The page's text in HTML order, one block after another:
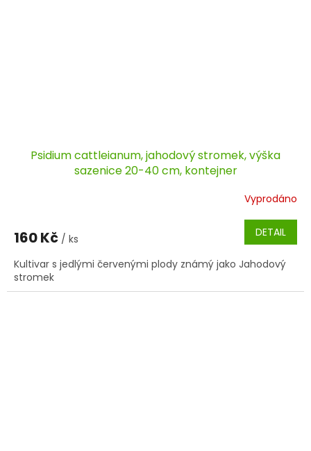
Psidium cattleianum, jahodový stromek, výška
sazenice 20-40 cm, kontejner
Vyprodáno
160 Kč / ks DETAIL
Kultivar s jedlými červenými plody známý jako Jahodový
stromek